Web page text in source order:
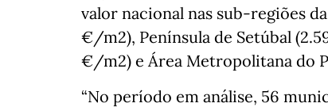
valor nacional nas sub-regiões
€/m2), Península de Setúbal
€/m2) e Área Metropolitana do
“No período em análise, 56